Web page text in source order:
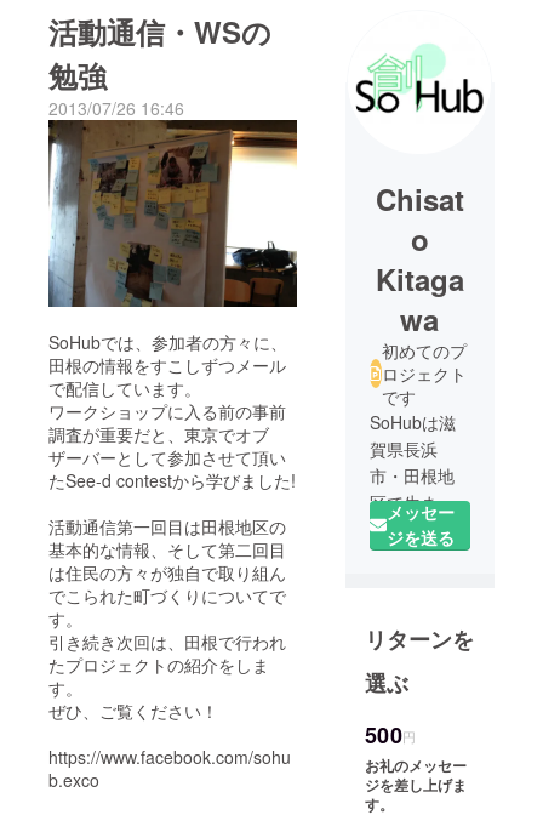
活動通信・WSの
勉強
2013/07/26 16:46
SoHubでは、参加者の方々に、
田根の情報をすこしずつメール
で配信しています。
ワークショップに入る前の事前
調査が重要だと、東京でオブ
ザーバーとして参加させて頂い
たSee-d contestから学びました!
活動通信第一回目は田根地区の
基本的な情報、そして第二回目
は住民の方々が独自で取り組ん
でこられた町づくりについてで
す。
引き続き次回は、田根で行われ
たプロジェクトの紹介をしま
す。
ぜひ、ご覧ください！
https://www.facebook.com/sohu
b.exco
Chisat
o
Kitaga
wa
初めてのプ
ロジェクト
です
SoHubは滋
賀県長浜
市・田根地
区で生まれ
ました。
は、長浜地
針
策定）にも
とづいて、
市内最初の
メッセー
ジを送る
リターンを
選ぶ
500円
お礼のメッセー
ジを差し上げま
す。